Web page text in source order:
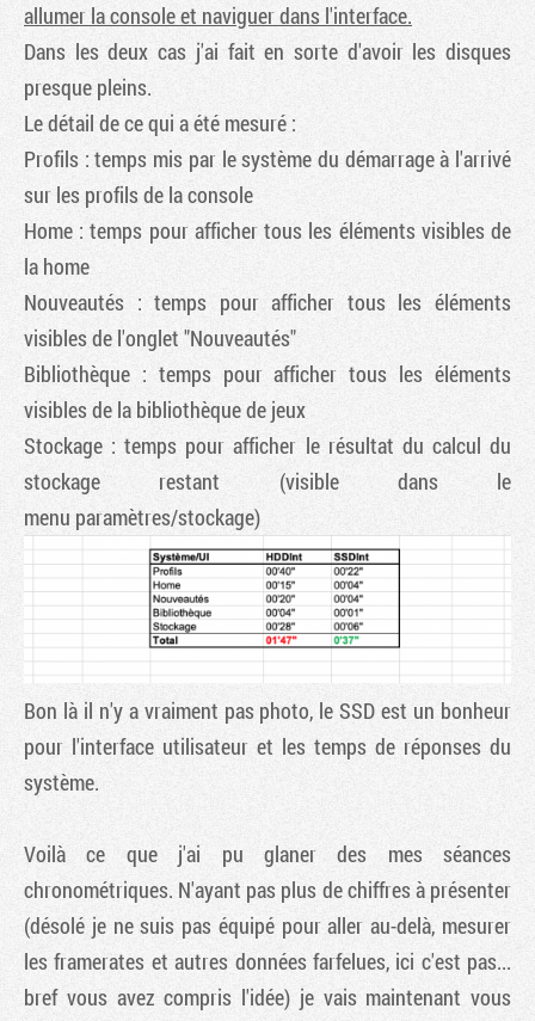
allumer la console et naviguer dans l'interface.
Dans les deux cas j'ai fait en sorte d'avoir les disques
presque pleins.
Le détail de ce qui a été mesuré :
Profils : temps mis par le système du démarrage à l'arrivé
sur les profils de la console
Home : temps pour afficher tous les éléments visibles de
la home
Nouveautés : temps pour afficher tous les éléments
visibles de l'onglet "Nouveautés"
Bibliothèque : temps pour afficher tous les éléments
visibles de la bibliothèque de jeux
Stockage : temps pour afficher le résultat du calcul du
stockage restant (visible dans le
menu paramètres/stockage)
Bon là il n'y a vraiment pas photo, le SSD est un bonheur
pour l'interface utilisateur et les temps de réponses du
système.
Voilà ce que j'ai pu glaner des mes séances
chronométriques. N'ayant pas plus de chiffres à présenter
(désolé je ne suis pas équipé pour aller au-delà, mesurer
les framerates et autres données farfelues, ici c'est pas...
bref vous avez compris l'idée) je vais maintenant vous